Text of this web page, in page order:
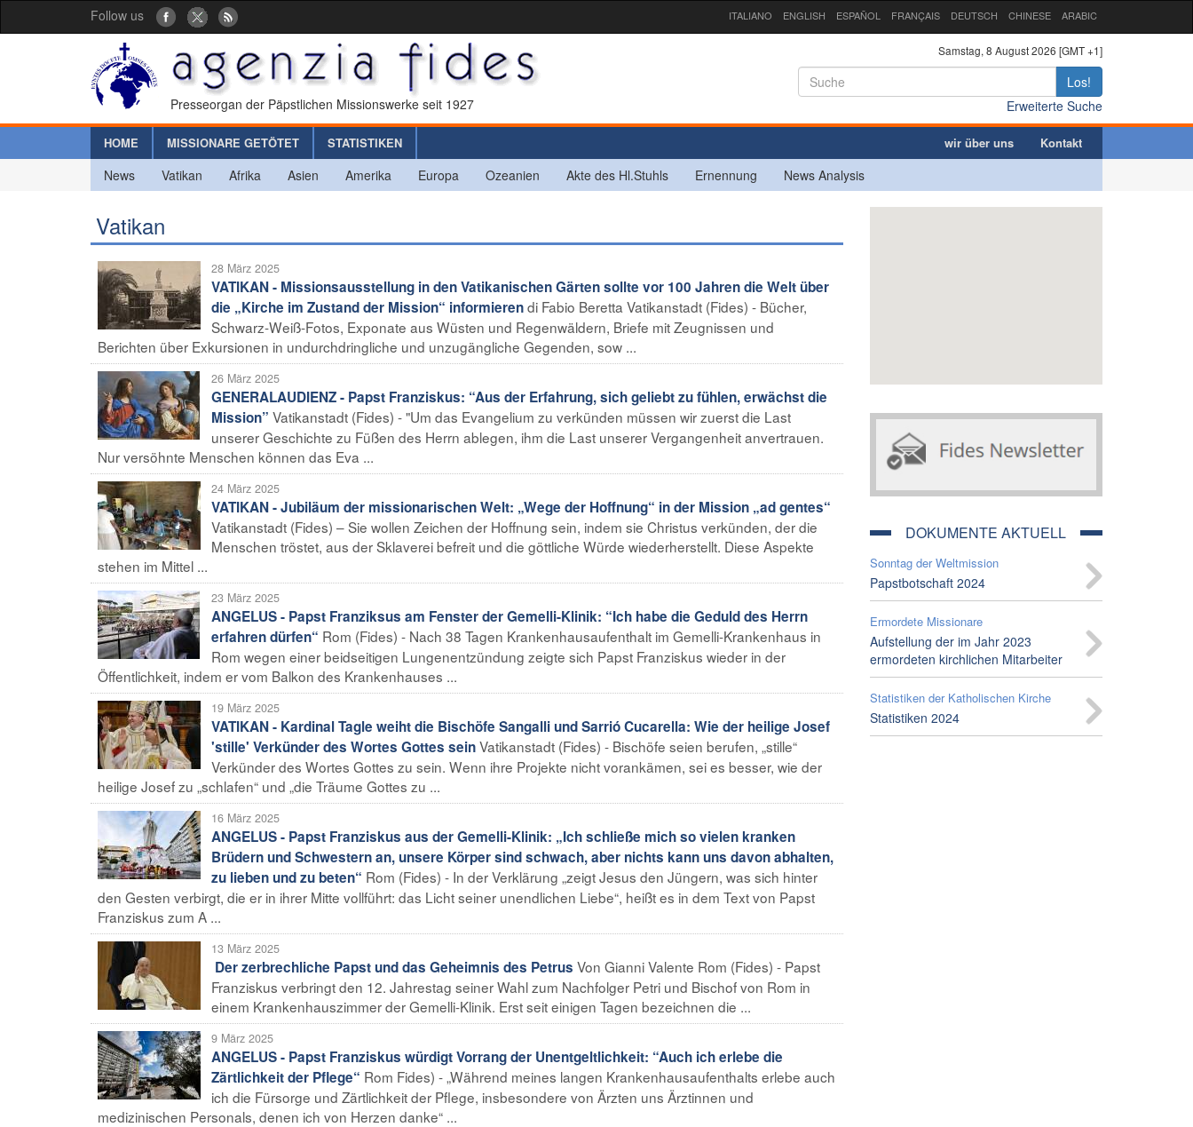
Follow us ITALIANO ENGLISH ESPAÑOL FRANÇAIS DEUTSCH CHINESE ARABIC
Presseorgan der Päpstlichen Missionswerke seit 1927
Samstag, 8 August 2026 [GMT +1]
Los!
Erweiterte Suche
HOME MISSIONARE GETÖTET STATISTIKEN wir über uns Kontakt
News Vatikan Afrika Asien Amerika Europa Ozeanien Akte des Hl.Stuhls Ernennung News Analysis
Vatikan
28 März 2025
VATIKAN - Missionsausstellung in den Vatikanischen Gärten sollte vor 100 Jahren die Welt über
die „Kirche im Zustand der Mission“ informierendi Fabio Beretta Vatikanstadt (Fides) - Bücher,
Schwarz-Weiß-Fotos, Exponate aus Wüsten und Regenwäldern, Briefe mit Zeugnissen und
Berichten über Exkursionen in undurchdringliche und unzugängliche Gegenden, sow ...
26 März 2025
GENERALAUDIENZ - Papst Franziskus: “Aus der Erfahrung, sich geliebt zu fühlen, erwächst die
Mission” Vatikanstadt (Fides) - "Um das Evangelium zu verkünden müssen wir zuerst die Last
unserer Geschichte zu Füßen des Herrn ablegen, ihm die Last unserer Vergangenheit anvertrauen.
Nur versöhnte Menschen können das Eva ...
24 März 2025
VATIKAN - Jubiläum der missionarischen Welt: „Wege der Hoffnung“ in der Mission „ad gentes“
Vatikanstadt (Fides) – Sie wollen Zeichen der Hoffnung sein, indem sie Christus verkünden, der die
Menschen tröstet, aus der Sklaverei befreit und die göttliche Würde wiederherstellt. Diese Aspekte
stehen im Mittel ...
23 März 2025
ANGELUS - Papst Franziksus am Fenster der Gemelli-Klinik: “Ich habe die Geduld des Herrn
erfahren dürfen“ Rom (Fides) - Nach 38 Tagen Krankenhausaufenthalt im Gemelli-Krankenhaus in
Rom wegen einer beidseitigen Lungenentzündung zeigte sich Papst Franziskus wieder in der
Öffentlichkeit, indem er vom Balkon des Krankenhauses ...
19 März 2025
VATIKAN - Kardinal Tagle weiht die Bischöfe Sangalli und Sarrió Cucarella: Wie der heilige Josef
'stille' Verkünder des Wortes Gottes seinVatikanstadt (Fides) - Bischöfe seien berufen, „stille“
Verkünder des Wortes Gottes zu sein. Wenn ihre Projekte nicht vorankämen, sei es besser, wie der
heilige Josef zu „schlafen“ und „die Träume Gottes zu ...
16 März 2025
ANGELUS - Papst Franziskus aus der Gemelli-Klinik: „Ich schließe mich so vielen kranken
Brüdern und Schwestern an, unsere Körper sind schwach, aber nichts kann uns davon abhalten,
zu lieben und zu beten“ Rom (Fides) - In der Verklärung „zeigt Jesus den Jüngern, was sich hinter
den Gesten verbirgt, die er in ihrer Mitte vollführt: das Licht seiner unendlichen Liebe“, heißt es in dem Text von Papst
Franziskus zum A ...
13 März 2025
Der zerbrechliche Papst und das Geheimnis des Petrus Von Gianni Valente Rom (Fides) - Papst
Franziskus verbringt den 12. Jahrestag seiner Wahl zum Nachfolger Petri und Bischof von Rom in
einem Krankenhauszimmer der Gemelli-Klinik. Erst seit einigen Tagen bezeichnen die ...
9 März 2025
ANGELUS - Papst Franziskus würdigt Vorrang der Unentgeltlichkeit: “Auch ich erlebe die
Zärtlichkeit der Pflege“ Rom Fides) - „Während meines langen Krankenhausaufenthalts erlebe auch
ich die Fürsorge und Zärtlichkeit der Pflege, insbesondere von Ärzten uns Ärztinnen und
medizinischen Personals, denen ich von Herzen danke“ ...
DOKUMENTE AKTUELL
Sonntag der Weltmission
Papstbotschaft 2024
Ermordete Missionare
Aufstellung der im Jahr 2023
ermordeten kirchlichen Mitarbeiter
Statistiken der Katholischen Kirche
Statistiken 2024